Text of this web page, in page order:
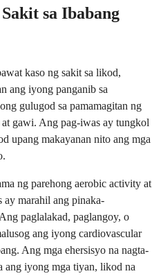
sa Ibabang
kaso ng sakit sa likod,
ang iyong panganib sa
gulugod sa pamamagitan ng
gawi. Ang pag-iwas ay tungkol
upang makayanan nito ang mga
ng parehong aerobic activity at
ay marahil ang pinaka-
paglalakad, paglangoy, o
ang iyong cardiovascular
Ang mga ehersisyo na nagta-
ang iyong mga tiyan, likod na